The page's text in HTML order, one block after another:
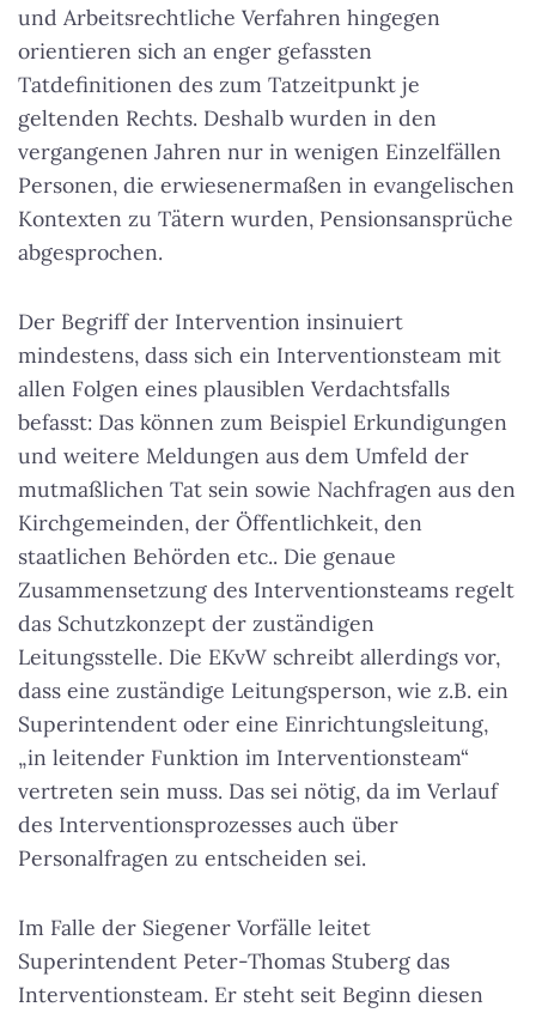
und Arbeitsrechtliche Verfahren hingegen
orientieren sich an enger gefassten
Tatdefinitionen des zum Tatzeitpunkt je
geltenden Rechts. Deshalb wurden in den
vergangenen Jahren nur in wenigen Einzelfällen
Personen, die erwiesenermaßen in evangelischen
Kontexten zu Tätern wurden, Pensionsansprüche
abgesprochen.
Der Begriff der Intervention insinuiert
mindestens, dass sich ein Interventionsteam mit
allen Folgen eines plausiblen Verdachtsfalls
befasst: Das können zum Beispiel Erkundigungen
und weitere Meldungen aus dem Umfeld der
mutmaßlichen Tat sein sowie Nachfragen aus den
Kirchgemeinden, der Öffentlichkeit, den
staatlichen Behörden etc.. Die genaue
Zusammensetzung des Interventionsteams regelt
das Schutzkonzept der zuständigen
Leitungsstelle. Die EKvW schreibt allerdings vor,
dass eine zuständige Leitungsperson, wie z.B. ein
Superintendent oder eine Einrichtungsleitung,
„in leitender Funktion im Interventionsteam“
vertreten sein muss. Das sei nötig, da im Verlauf
des Interventionsprozesses auch über
Personalfragen zu entscheiden sei.
Im Falle der Siegener Vorfälle leitet
Superintendent Peter-Thomas Stuberg das
Interventionsteam. Er steht seit Beginn diesen